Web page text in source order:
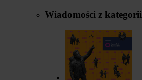
Wiadomości z kategorii